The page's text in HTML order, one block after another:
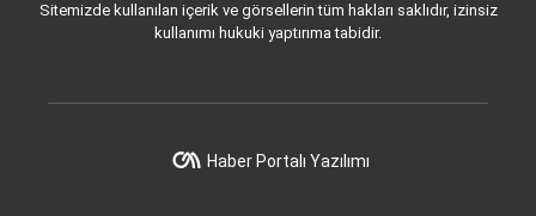
Sitemizde kullanılan içerik ve görsellerin tüm hakları saklıdır, izinsiz
kullanımı hukuki yaptırıma tabidir.
Haber Portalı Yazılımı